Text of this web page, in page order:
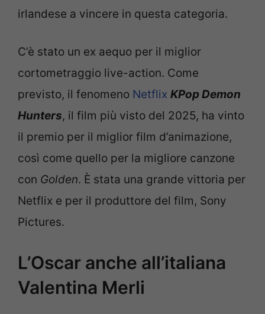
irlandese a vincere in questa categoria.
C’è stato un ex aequo per il miglior
cortometraggio live-action. Come
previsto, il fenomeno Netflix KPop Demon
Hunters, il film più visto del 2025, ha vinto
il premio per il miglior film d’animazione,
così come quello per la migliore canzone
con Golden. È stata una grande vittoria per
Netflix e per il produttore del film, Sony
Pictures.
L’Oscar anche all’italiana
Valentina Merli